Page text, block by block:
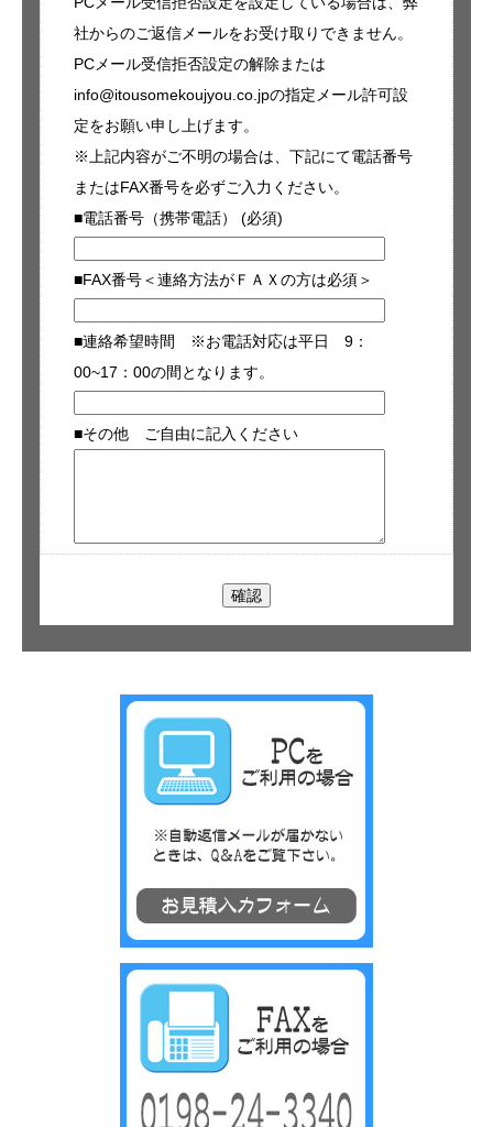
社からのご返信メールをお受け取りできません。
PCメール受信拒否設定の解除または
info@itousomekoujyou.co.jpの指定メール許可設
定をお願い申し上げます。
※上記内容がご不明の場合は、下記にて電話番号
またはFAX番号を必ずご入力ください。
■電話番号（携帯電話） (必須)
■FAX番号＜連絡方法がＦＡＸの方は必須＞
■連絡希望時間 ※お電話対応は平日 9：
00~17：00の間となります。
■その他 ご自由に記入ください